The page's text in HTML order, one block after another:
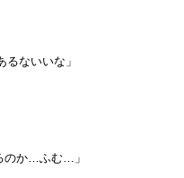
ないいな」
のか…ふむ…」